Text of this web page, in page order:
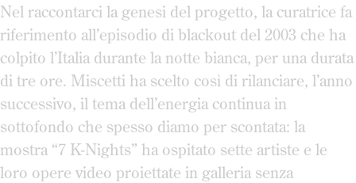
Nel raccontarci la genesi del progetto, la curatrice fa
riferimento all’episodio di blackout del 2003 che ha
colpito l’Italia durante la notte bianca, per una durata
di tre ore. Miscetti ha scelto così di rilanciare, l’anno
successivo, il tema dell’energia continua in
sottofondo che spesso diamo per scontata: la
mostra “7 K-Nights” ha ospitato sette artiste e le
loro opere video proiettate in galleria senza